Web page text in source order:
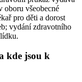
oboru všeobecné
pro děti a dorost
vydání zdravotního
kde jsou k